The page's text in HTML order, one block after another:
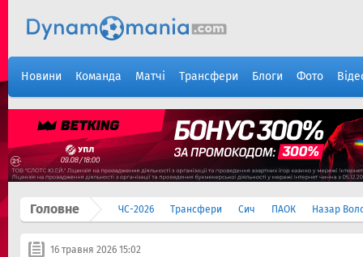
Новини Команда Матчі Трансфери Блоги Фото
Головне ЧС-2026 Трансфери Сич ПАОК Назар
16 травня 2026 15:02